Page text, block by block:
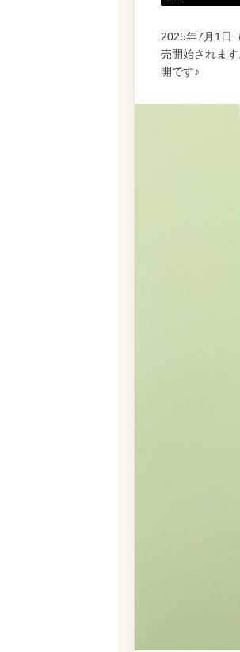
2025年7月1日
売開始されま
開です♪